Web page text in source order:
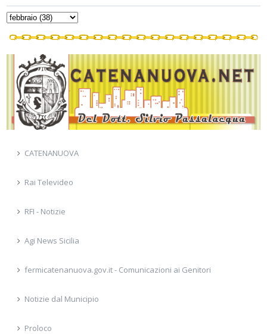
CATENANUOVA
Rai Televideo
RFI - Notizie
Agi News Sicilia
fermicatenanuova.gov.it - Comunicazioni ai Genitori
Notizie dal Municipio
Proloco